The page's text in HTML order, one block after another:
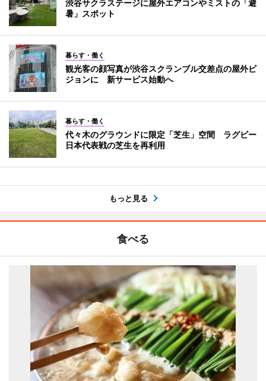
渋谷サクラステージに屋外エアコンやミストの「避
暑」スポット
暮らす・働く
観光客の顔写真が渋谷スクランブル交差点の屋外ビ
ジョンに 新サービス始動へ
暮らす・働く
代々木のグラウンドに限定「芝生」空間 ラグビー
日本代表戦の芝生を再利用
もっと見る
食べる